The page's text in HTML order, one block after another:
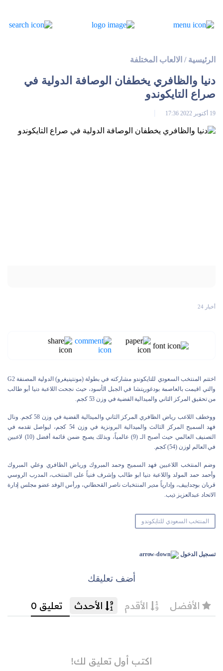
الرئيسية / الالعاب المختلفة
دنيا والظافري يخطفان الوصافة الدولية في
صراع التايكوندو
19 أكتوبر 2022 17:36
أخبار 24
اختتم المنتخب السعودي للتايكوندو مشاركته في بطولة (مونتينيغرو) الدولية المصنفة G2
والتي اقيمت بالعاصمة بودغوريتشا في الجبل الأسود، حيث نجحت اللاعبة دنيا أبو طالب
من تحقيق المركز الثاني والميدالية الفضية في وزن 53 كجم.
ووخطف اللاعب رياض الظافري المركز الثاني والميدالية الفضية في وزن 58 كجم. ونال
فهد السميح المركز الثالث والميدالية البرونزية في وزن 54 كجم، ليواصل تقدمه في
التصنيف العالمي حيث أصبح الـ (9) عالمياً، وبذلك يصبح ضمن قائمة أفضل (10) لاعبين
في العالم لوزن (54) كجم.
وضم المنتخب اللاعبين فهد السميح وحمد المبروك ورياض الظافري وعلي المبروك
وأحمد حمد المولد واللاعبة دنيا ابو طالب وإشرف فنياً على المنتخب، المدرب الروسي
قربان بوجداييف، وإدارياً مدير المنتخبات ناصر القحطاني، ورأس الوفد عضو مجلس إدارة
الاتحاد عبدالعزيز ذيب.
المنتخب السعودي للتايكوندو
تسجيل الدخول
أضف تعليقك